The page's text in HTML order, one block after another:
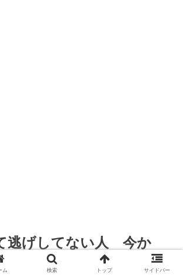
逃げしてない人 今か
こと
ム 検索 トップ サイドバー